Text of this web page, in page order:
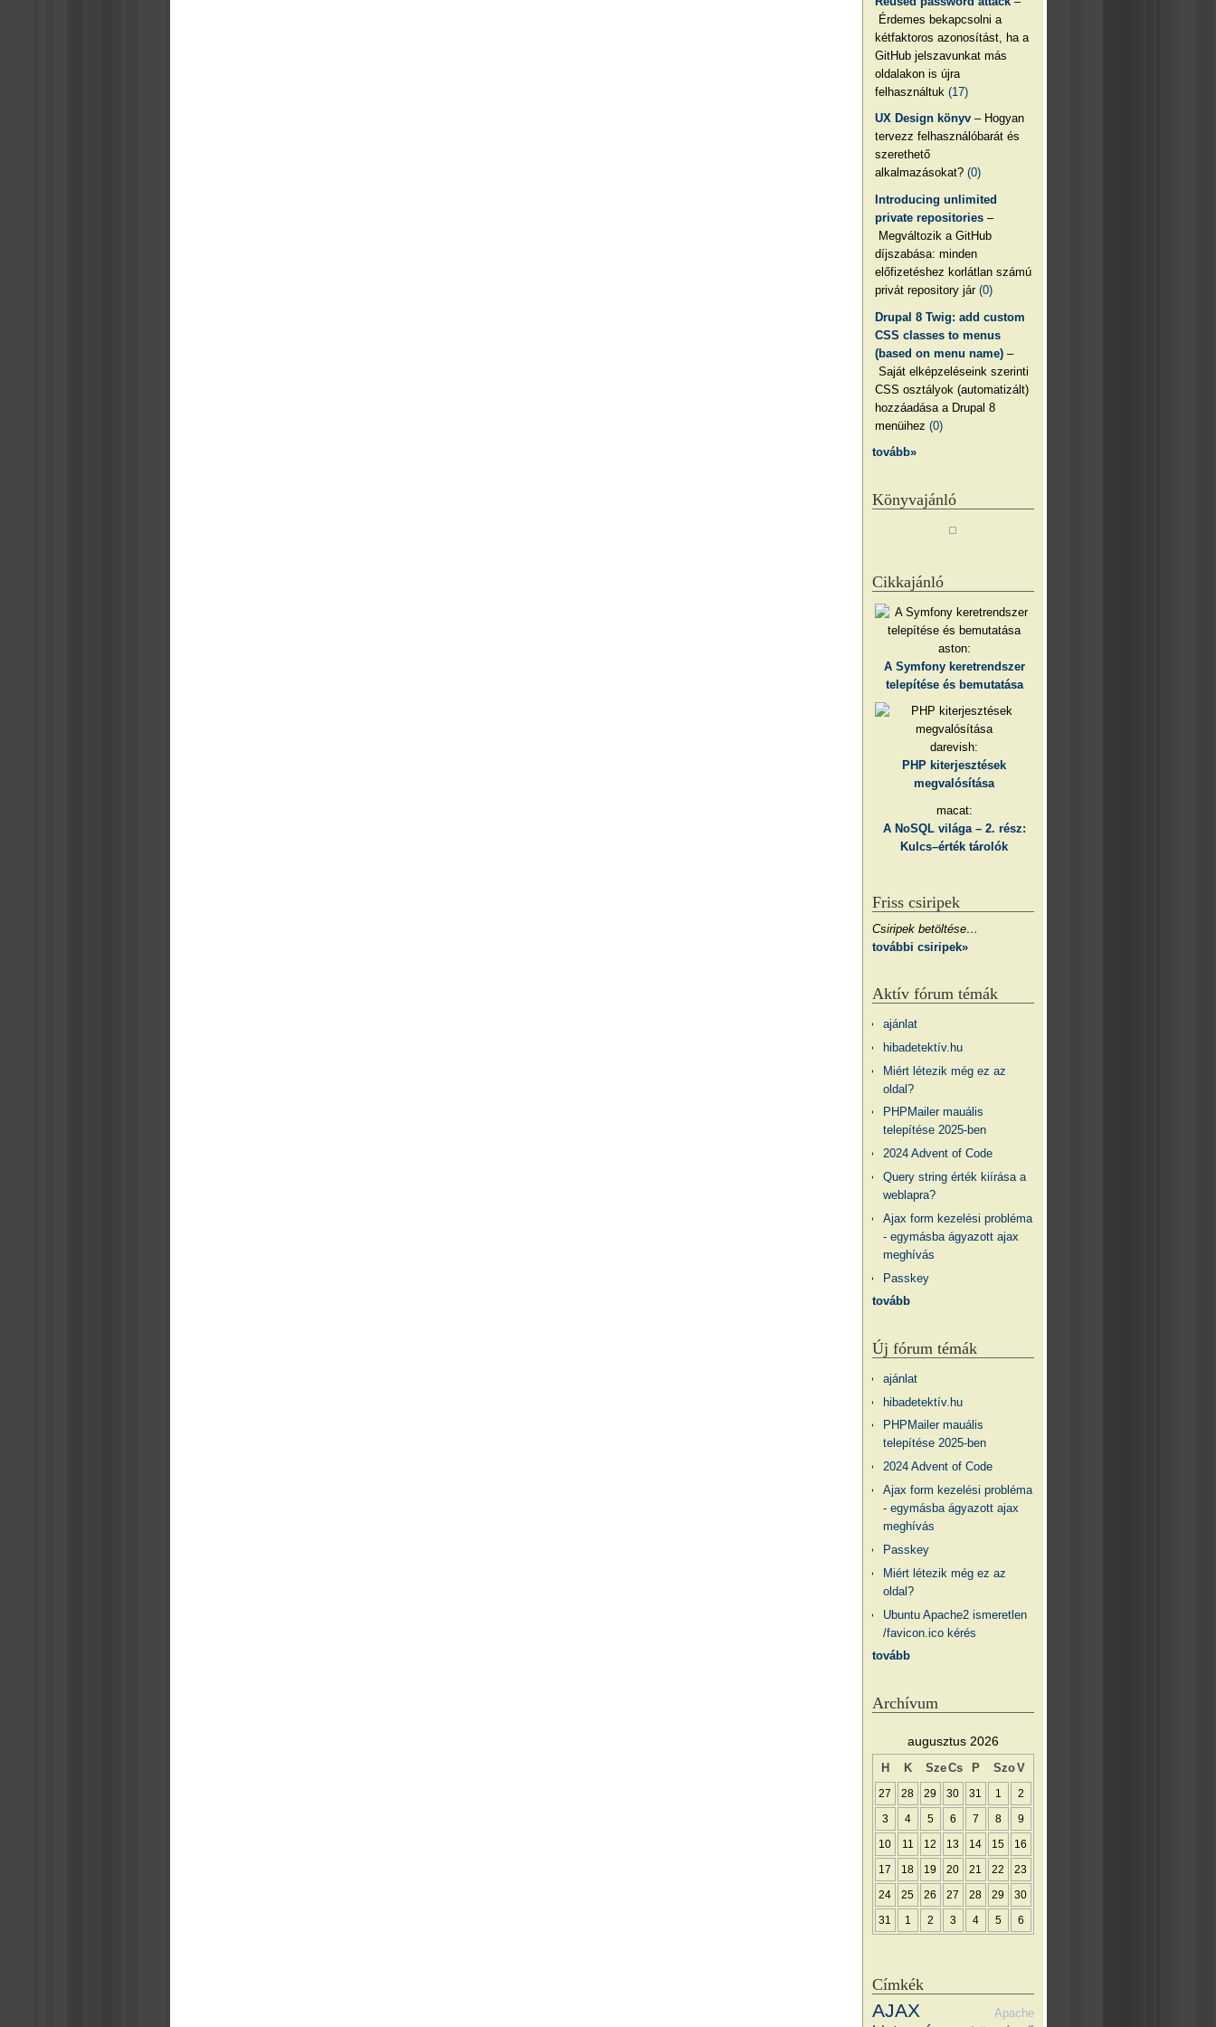
Érdemes bekapcsolni a
kétfaktoros azonosítást, ha a
GitHub jelszavunkat más
oldalakon is újra
felhasználtuk(17)
UX Design könyv – Hogyan
tervezz felhasználóbarát és
szerethető
alkalmazásokat?(0)
Introducing unlimited
private repositories –
Megváltozik a GitHub
díjszabása: minden
előfizetéshez korlátlan számú
privát repository jár(0)
Drupal 8 Twig: add custom
CSS classes to menus
(based on menu name) –
Saját elképzeléseink szerinti
CSS osztályok (automatizált)
hozzáadása a Drupal 8
menüihez(0)
tovább»
Könyvajánló
Cikkajánló
aston:
A Symfony keretrendszer
telepítése és bemutatása
darevish:
PHP kiterjesztések
megvalósítása
macat:
A NoSQL világa – 2. rész:
Kulcs–érték tárolók
Friss csiripek
Csiripek betöltése…
további csiripek»
Aktív fórum témák
ajánlat
hibadetektív.hu
Miért létezik még ez az
oldal?
PHPMailer mauális
telepítése 2025-ben
2024 Advent of Code
Query string érték kiírása a
weblapra?
Ajax form kezelési probléma
- egymásba ágyazott ajax
meghívás
Passkey
tovább
Új fórum témák
ajánlat
hibadetektív.hu
PHPMailer mauális
telepítése 2025-ben
2024 Advent of Code
Ajax form kezelési probléma
- egymásba ágyazott ajax
meghívás
Passkey
Miért létezik még ez az
oldal?
Ubuntu Apache2 ismeretlen
/favicon.ico kérés
tovább
Archívum
augusztus 2026
H K SzeCs P SzoV
27 28 29 30 31 1 2
3 4 5 6 7 8 9
10 11 12 13 14 15 16
17 18 19 20 21 22 23
24 25 26 27 28 29 30
31 1 2 3 4 5 6
Címkék
AJAX Apache